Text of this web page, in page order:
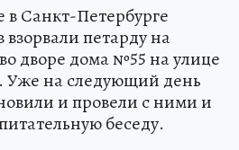
в Санкт-Петербурге
взорвали петарду на
дворе дома №55 на улице
на следующий день
и провели с ними и
беседу.